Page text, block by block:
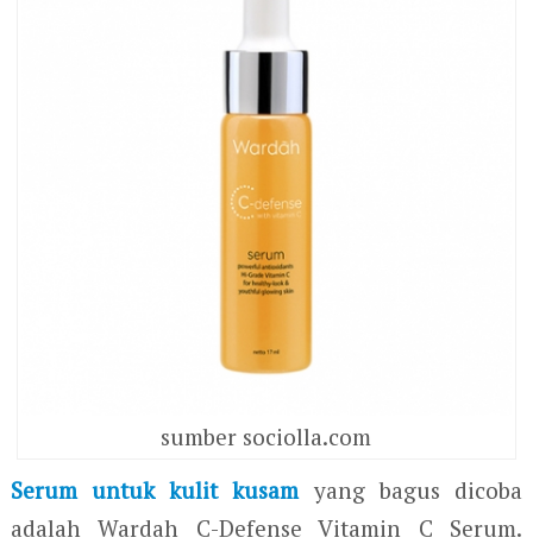
sumber sociolla.com
Serum untuk kulit kusam yang bagus dicoba
adalah Wardah C-Defense Vitamin C Serum.